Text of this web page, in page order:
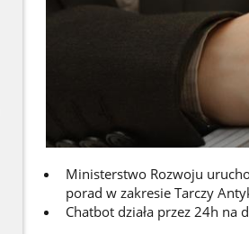
Ministerstwo Rozwoju
porad w zakresie Tarczy
Chatbot działa przez 24h na